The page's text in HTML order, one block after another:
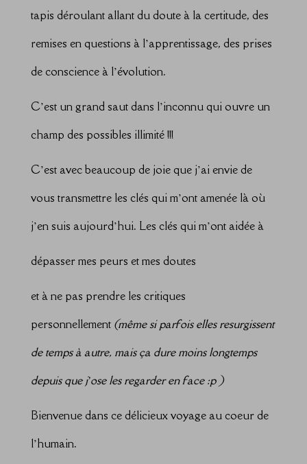
tapis déroulant allant du doute à la certitude, des
remises en questions à l’apprentissage, des prises
de conscience à l’évolution.
C’est un grand saut dans l’inconnu qui ouvre un
champ des possibles illimité !!!
C’est avec beaucoup de joie que j’ai envie de
vous transmettre les clés qui m’ont amenée là où
j’en suis aujourd’hui. Les clés qui m’ont aidée à
dépasser mes peurs et mes doutes
et à ne pas prendre les critiques
personnellement (même si parfois elles resurgissent
de temps à autre, mais ça dure moins longtemps
depuis que j’ose les regarder en face :p )
Bienvenue dans ce délicieux voyage au coeur de
l’humain.